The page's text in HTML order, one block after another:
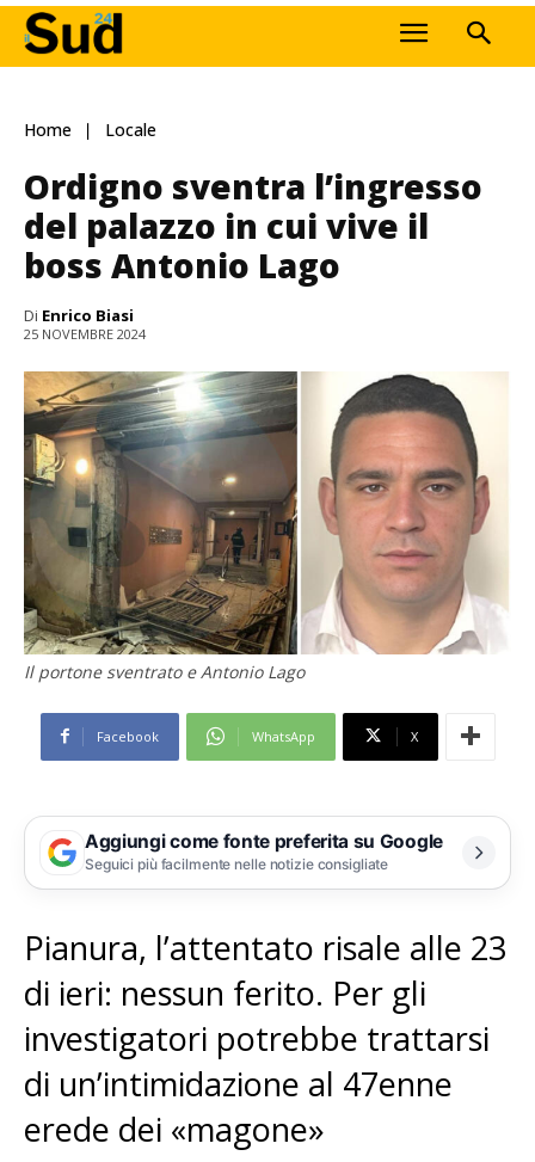
Home Locale
Ordigno sventra l’ingresso
del palazzo in cui vive il
boss Antonio Lago
Di Enrico Biasi
25 NOVEMBRE 2024
Il portone sventrato e Antonio Lago
Facebook WhatsApp X
Aggiungi come fonte preferita su Google
Seguici più facilmente nelle notizie consigliate
Pianura, l’attentato risale alle 23
di ieri: nessun ferito. Per gli
investigatori potrebbe trattarsi
di un’intimidazione al 47enne
erede dei «magone»